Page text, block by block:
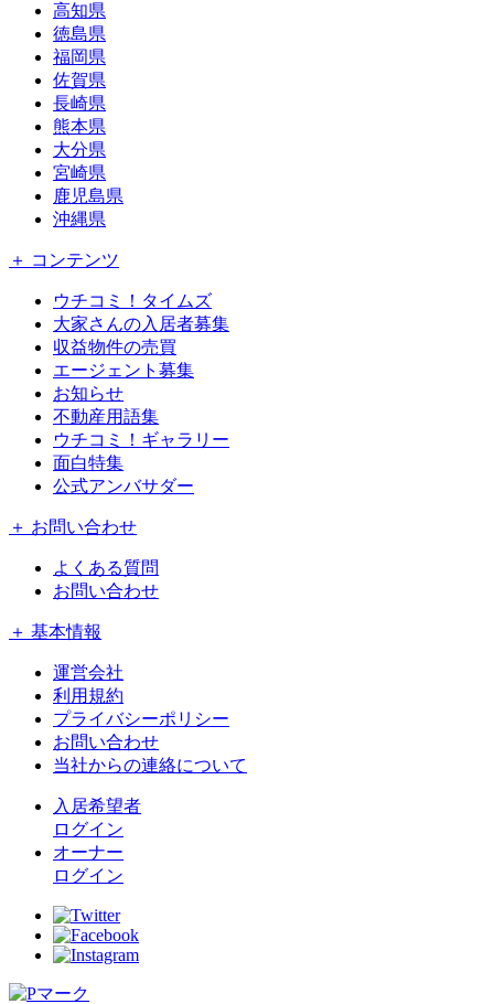
高知県
徳島県
福岡県
佐賀県
長崎県
熊本県
大分県
宮崎県
鹿児島県
沖縄県
＋ コンテンツ
ウチコミ！タイムズ
大家さんの入居者募集
収益物件の売買
エージェント募集
お知らせ
不動産用語集
ウチコミ！ギャラリー
面白特集
公式アンバサダー
＋ お問い合わせ
よくある質問
お問い合わせ
＋ 基本情報
運営会社
利用規約
プライバシーポリシー
お問い合わせ
当社からの連絡について
入居希望者
ログイン
オーナー
ログイン